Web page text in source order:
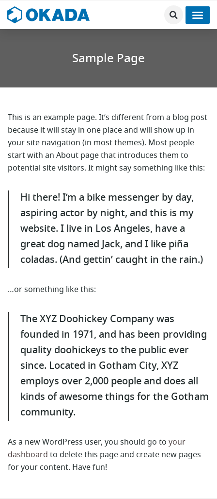
Sample Page
This is an example page. It’s different from a blog post
because it will stay in one place and will show up in
your site navigation (in most themes). Most people
start with an About page that introduces them to
potential site visitors. It might say something like this:
Hi there! I’m a bike messenger by day,
aspiring actor by night, and this is my
website. I live in Los Angeles, have a
great dog named Jack, and I like piña
coladas. (And gettin’ caught in the rain.)
…or something like this:
The XYZ Doohickey Company was
founded in 1971, and has been providing
quality doohickeys to the public ever
since. Located in Gotham City, XYZ
employs over 2,000 people and does all
kinds of awesome things for the Gotham
community.
As a new WordPress user, you should go to your
dashboard to delete this page and create new pages
for your content. Have fun!